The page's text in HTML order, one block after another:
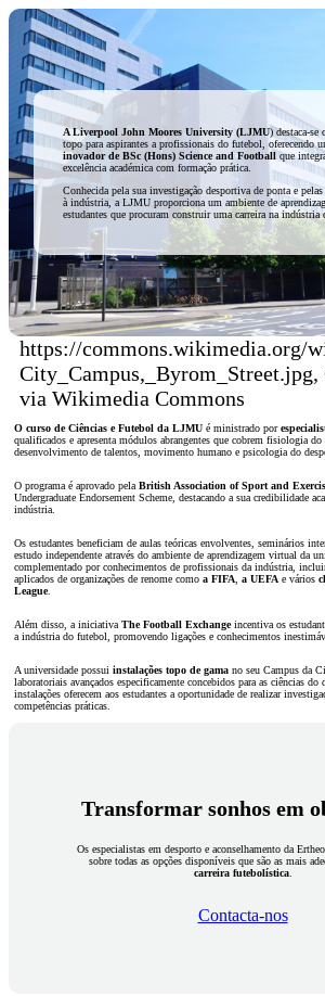
A Liverpool John Moores University (LJMU) destaca-se
topo para aspirantes a profissionais do futebol, oferecendo
inovador de BSc (Hons) Science and Football que
excelência académica com formação prática.
Conhecida pela sua investigação desportiva de ponta e pelas
à indústria, a LJMU proporciona um ambiente de
estudantes que procuram construir uma carreira na
https://commons.wikimedia.org/
City_Campus,_Byrom_Street.jpg,
via Wikimedia Commons
O curso de Ciências e Futebol da LJMU é ministrado por
qualificados e apresenta módulos abrangentes que cobrem fisiologia
desenvolvimento de talentos, movimento humano e psicologia do
O programa é aprovado pelaBritish Association of Sport and
Undergraduate Endorsement Scheme, destacando a sua credibilidade
indústria.
Os estudantes beneficiam de aulas teóricas envolventes, seminários
estudo independente através do ambiente de aprendizagem virtual da
complementado por conhecimentos de profissionais da indústria,
aplicados de organizações de renome como a FIFA, a UEFA e vários
League.
Além disso, a iniciativaThe Football Exchangeincentiva os
a indústria do futebol, promovendo ligações e conhecimentos
A universidade possui instalações topo de gama no seu Campus da
laboratoriais avançados especificamente concebidos para as ciências
instalações oferecem aos estudantes a oportunidade de realizar
competências práticas.
Transformar sonhos em
Os especialistas em desporto e aconselhamento da
sobre todas as opções disponíveis que são as mais
carreira futebolística.
Contacta-nos